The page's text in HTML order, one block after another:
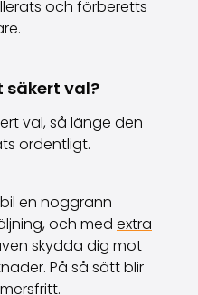
och förberetts
säkert val?
val, så länge den
ordentligt.
en noggrann
och med extra
skydda dig mot
På så sätt blir